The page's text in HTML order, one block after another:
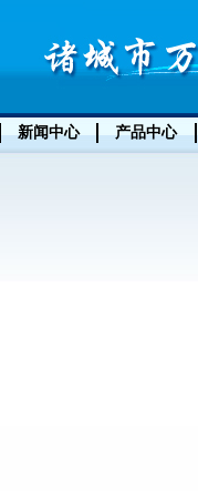
新闻中心 产品中心